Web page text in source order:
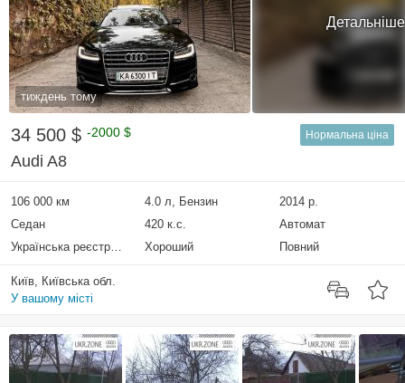
тиждень тому
Детальніше
34 500 $ -2000 $ Нормальна ціна
Audi A8
106 000 км 4.0 л, Бензин
2014 р.
Седан
420 к.с.
Автомат
Українська реєстрація
Хороший Повний
Київ, Київська обл.
У вашому місті